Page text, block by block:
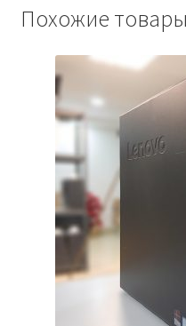
Похожие товары